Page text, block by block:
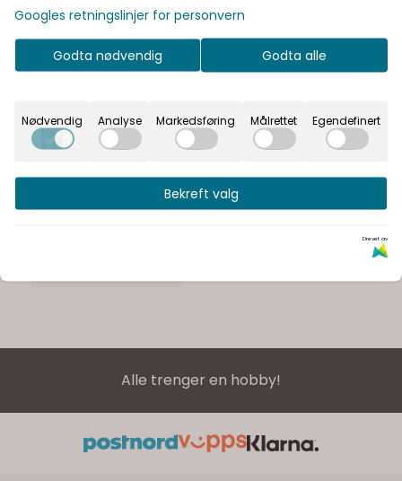
Sundance Monarchs
Milkweed Bree 11903 19
27,-
Alle trenger en hobby!
Googles retningslinjer for personvern
Godta nødvendig Godta alle
Nødvendig Analyse Markedsføring Målrettet Egendefinert
Bekreft valg
Drevet av